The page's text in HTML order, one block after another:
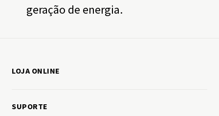
geração de energia.
LOJA ONLINE
SUPORTE